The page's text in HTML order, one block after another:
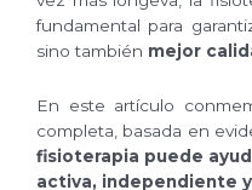
fundamental para
sino también mejor
En este artículo
completa, basada en
fisioterapia puede
activa, independiente